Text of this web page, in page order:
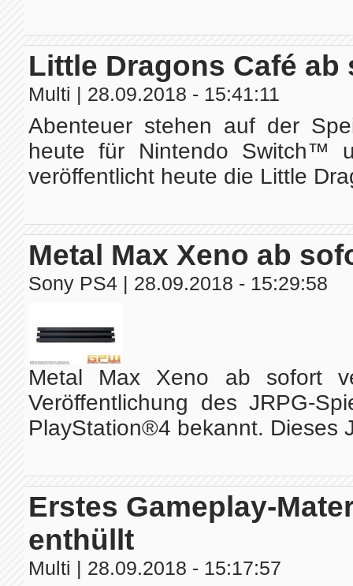
Little Dragons Café
Multi | 28.09.2018 - 15:41:11
Abenteuer stehen auf der
heute für Nintendo Switch™
veröffentlicht heute die Little
Metal Max Xeno ab
Sony PS4 | 28.09.2018 - 15:29:58
Metal Max Xeno ab sofort
Veröffentlichung des JRPG-
PlayStation®4 bekannt. Dieses
Erstes Gameplay-
enthüllt
Multi | 28.09.2018 - 15:17:57